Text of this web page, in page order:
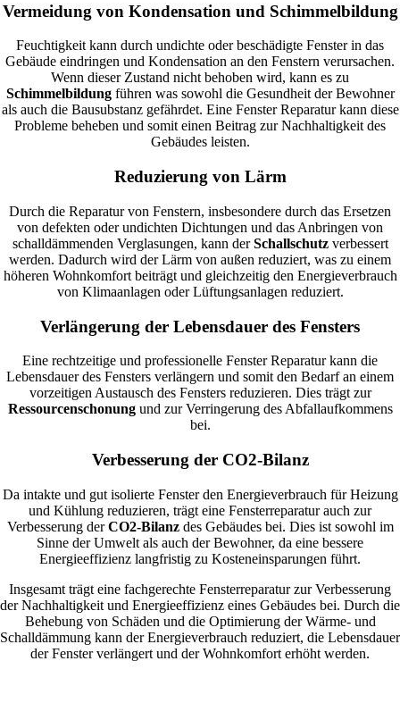
Vermeidung von Kondensation und Schimmelbildung
Feuchtigkeit kann durch undichte oder beschädigte Fenster in das
Gebäude eindringen und Kondensation an den Fenstern verursachen.
Wenn dieser Zustand nicht behoben wird, kann es zu
Schimmelbildungführen was sowohl die Gesundheit der Bewohner
als auch die Bausubstanz gefährdet. Eine Fenster Reparatur kann diese
Probleme beheben und somit einen Beitrag zur Nachhaltigkeit des
Gebäudes leisten.
Reduzierung von Lärm
Durch die Reparatur von Fenstern, insbesondere durch das Ersetzen
von defekten oder undichten Dichtungen und das Anbringen von
schalldämmenden Verglasungen, kann derSchallschutzverbessert
werden. Dadurch wird der Lärm von außen reduziert, was zu einem
höheren Wohnkomfort beiträgt und gleichzeitig den Energieverbrauch
von Klimaanlagen oder Lüftungsanlagen reduziert.
Verlängerung der Lebensdauer des Fensters
Eine rechtzeitige und professionelle Fenster Reparatur kann die
Lebensdauer des Fensters verlängern und somit den Bedarf an einem
vorzeitigen Austausch des Fensters reduzieren. Dies trägt zur
Ressourcenschonungund zur Verringerung des Abfallaufkommens
bei.
Verbesserung der CO2-Bilanz
Da intakte und gut isolierte Fenster den Energieverbrauch für Heizung
und Kühlung reduzieren, trägt eine Fensterreparatur auch zur
Verbesserung derCO2-Bilanzdes Gebäudes bei. Dies ist sowohl im
Sinne der Umwelt als auch der Bewohner, da eine bessere
Energieeffizienz langfristig zu Kosteneinsparungen führt.
Insgesamt trägt eine fachgerechte Fensterreparatur zur Verbesserung
der Nachhaltigkeit und Energieeffizienz eines Gebäudes bei. Durch die
Behebung von Schäden und die Optimierung der Wärme- und
Schalldämmung kann der Energieverbrauch reduziert, die Lebensdauer
der Fenster verlängert und der Wohnkomfort erhöht werden.